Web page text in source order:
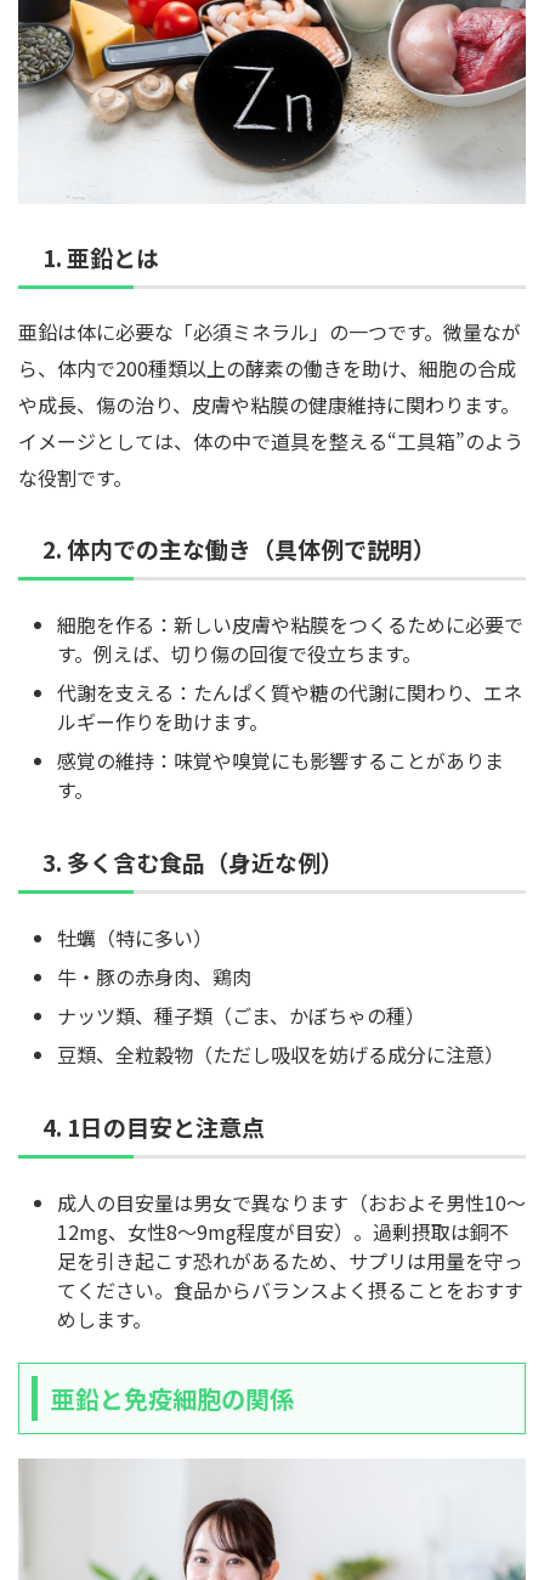
1. 亜鉛とは
亜鉛は体に必要な「必須ミネラル」の一つです。微量なが
ら、体内で200種類以上の酵素の働きを助け、細胞の合成
や成長、傷の治り、皮膚や粘膜の健康維持に関わります。
イメージとしては、体の中で道具を整える“工具箱”のよう
な役割です。
2. 体内での主な働き（具体例で説明）
細胞を作る：新しい皮膚や粘膜をつくるために必要で
す。例えば、切り傷の回復で役立ちます。
代謝を支える：たんぱく質や糖の代謝に関わり、エネ
ルギー作りを助けます。
感覚の維持：味覚や嗅覚にも影響することがありま
す。
3. 多く含む食品（身近な例）
牡蠣（特に多い）
牛・豚の赤身肉、鶏肉
ナッツ類、種子類（ごま、かぼちゃの種）
豆類、全粒穀物（ただし吸収を妨げる成分に注意）
4. 1日の目安と注意点
成人の目安量は男女で異なります（おおよそ男性10〜
12mg、女性8〜9mg程度が目安）。過剰摂取は銅不
足を引き起こす恐れがあるため、サプリは用量を守っ
てください。食品からバランスよく摂ることをおすす
めします。
亜鉛と免疫細胞の関係